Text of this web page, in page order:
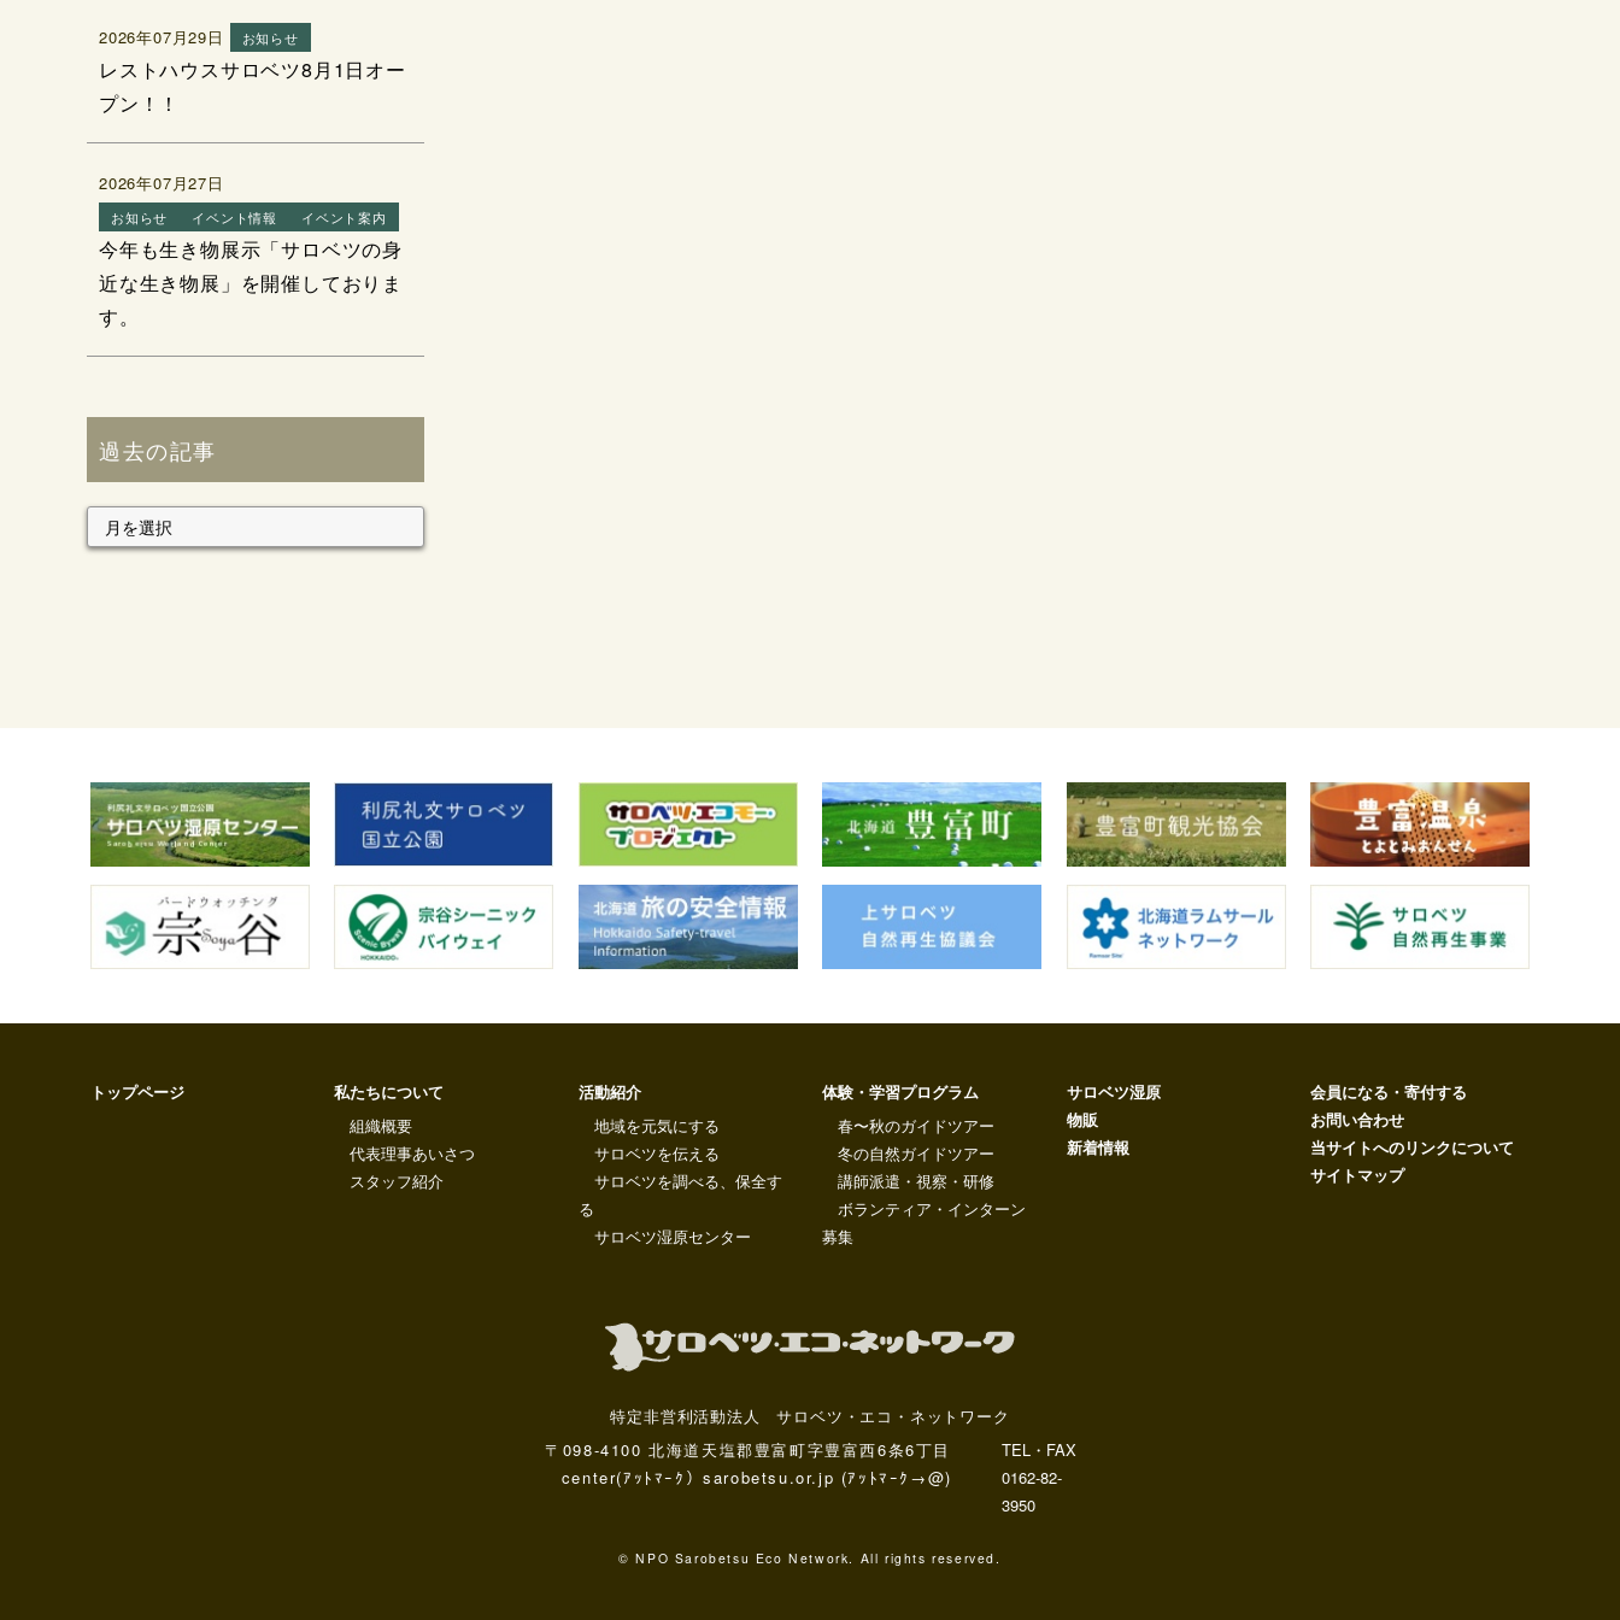
2026年07月29日 お知らせ
レストハウスサロベツ8月1日オー
プン！！
2026年07月27日
お知らせ イベント情報 イベント案内
今年も生き物展示「サロベツの身
近な生き物展」を開催しておりま
す。
過去の記事
トップページ
私たちについて
組織概要
代表理事あいさつ
スタッフ紹介
活動紹介
地域を元気にする
サロベツを伝える
サロベツを調べる、保全す
る
サロベツ湿原センター
体験・学習プログラム
春〜秋のガイドツアー
冬の自然ガイドツアー
講師派遣・視察・研修
ボランティア・インターン
募集
サロベツ湿原
物販
新着情報
会員になる・寄付する
お問い合わせ
当サイトへのリンクについて
サイトマップ
特定非営利活動法人 サロベツ・エコ・ネットワーク
〒098-4100 北海道天塩郡豊富町字豊富西6条6丁目
center(ｱｯﾄﾏｰｸ）sarobetsu.or.jp (ｱｯﾄﾏｰｸ→@)
TEL・FAX
0162-82-
3950
© NPO Sarobetsu Eco Network. All rights reserved.